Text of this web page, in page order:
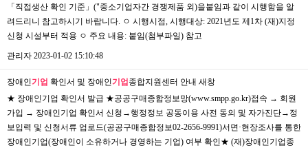
「직접생산 확인 기준」("중소기업자간 경쟁제품 외)을붙임과 같이 시행함을 알
려드리니 참고하시기 바랍니다. ㅇ 시행시점, 시행대상: 2021년도 제1차 (재)지정
신청 시설부터 적용 ㅇ 주요 내용: 붙임(첨부파일) 참고
관리자 2023-01-02 15:10:48
장애인기업 확인서 및 장애인기업 종합지원센터 안내 새창
★ 장애인기업 확인서 발급 ★공공구매종합정보망(www.smpp.go.kr)접속 → 회원
가입 → 장애인기업 확인서 신청→행정정보 공동이용 사전 동의 및 자가진단→정
보입력 및 신청서류 업로드(공공구매종합정보02-2656-9991)서면·현장조사를 통한
장애인기업(장애인이 소유하거나 경영하는 기업) 여부 확인​★ (재)장애인기업종